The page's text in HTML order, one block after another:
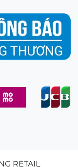
RETAIL